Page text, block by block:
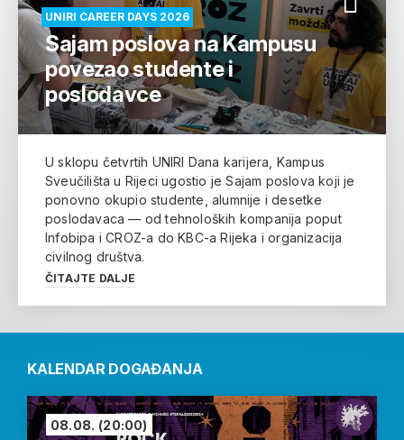
UNIRI CAREER DAYS 2026
Sajam poslova na Kampusu
povezao studente i
poslodavce
U sklopu četvrtih UNIRI Dana karijera, Kampus
Sveučilišta u Rijeci ugostio je Sajam poslova koji je
ponovno okupio studente, alumnije i desetke
poslodavaca — od tehnoloških kompanija poput
Infobipa i CROZ-a do KBC-a Rijeka i organizacija
civilnog društva.
ČITAJTE DALJE
KALENDAR DOGAĐANJA
08.08. (20:00)